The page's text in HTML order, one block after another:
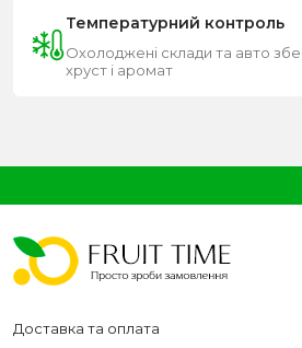
Температурний контроль
Охолоджені склади та авто
хруст і аромат
Доставка та оплата